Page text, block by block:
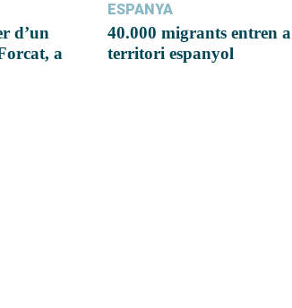
d’un
a
ESPANYA
40.000 migrants entren a
territori espanyol